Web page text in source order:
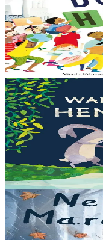
Like the Ocean We
Notre planète est
aide – elle a besoin de
qui arrive à point...
En stock
13,00 €
3 ans et plus
Bannoù-heol
Let's all creep
Qui sait quelles bêtes
Pas les crocodiles en tout
un doute : à quoi ça...
En stock13,00 €
3 ans et plus
Bannoù-heol
A little bit worried